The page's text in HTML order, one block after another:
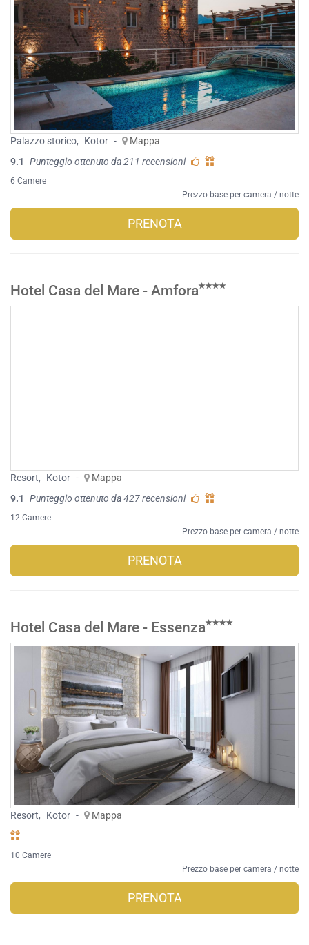
Palazzo storico, Kotor -
Mappa
9.1
Punteggio ottenuto da 211 recensioni
6 Camere
Prezzo base per camera / notte
PRENOTA
Hotel Casa del Mare - Amfora
Resort, Kotor -
Mappa
9.1
Punteggio ottenuto da 427 recensioni
12 Camere
Prezzo base per camera / notte
PRENOTA
Hotel Casa del Mare - Essenza
Resort, Kotor - Mappa
10 Camere
Prezzo base per camera / notte
PRENOTA